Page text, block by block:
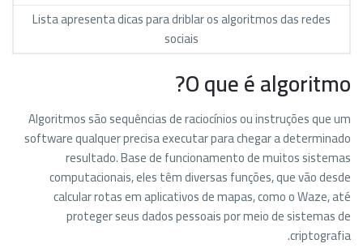
Lista apresenta dicas para driblar os algoritmos das redes
sociais
O que é algoritmo?
Algoritmos são sequências de raciocínios ou instruções que um
software qualquer precisa executar para chegar a determinado
resultado. Base de funcionamento de muitos sistemas
computacionais, eles têm diversas funções, que vão desde
calcular rotas em aplicativos de mapas, como o Waze, até
proteger seus dados pessoais por meio de sistemas de
criptografia.